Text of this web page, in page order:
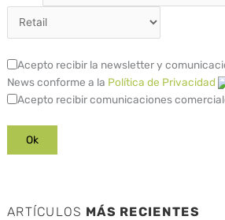
Acepto recibir la newsletter y
News conforme a la Política de Privacidad
Acepto recibir comunicaciones
ARTÍCULOS MÁS RECIENTES